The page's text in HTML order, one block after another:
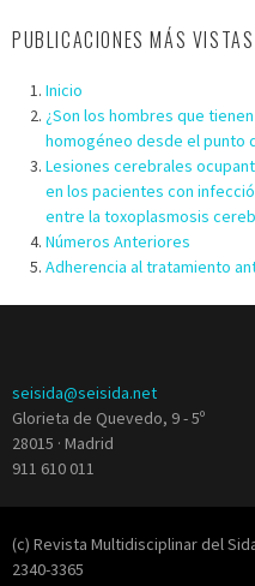
PUBLICACIONES MÁS VISTAS
Inicio
¿Son los hombres que
homogéneo desde el punto
Lesiones cerebrales
en los pacientes con
entre la toxoplasmosis
Números Anteriores
Adherencia al tratamiento
seisida@seisida.net
Glorieta de Quevedo, 9 - 5º
28015 · Madrid
911 610 011
(c) Revista Multidisciplinar del
2340-3365